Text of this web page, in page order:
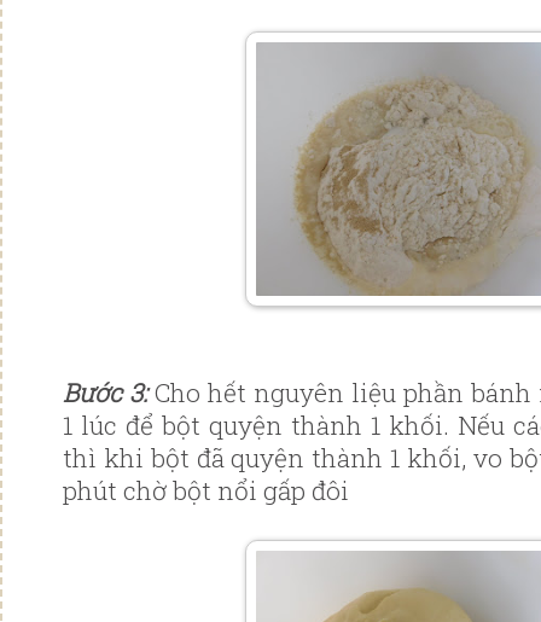
Bước 3:Cho hết nguyên liệu phần
1 lúc để bột quyện thành 1 khối. Nếu
thì khi bột đã quyện thành 1 khối, vo
phút chờ bột nổi gấp đôi